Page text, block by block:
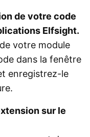
de votre code
Elfsight.
votre module
dans la fenêtre
enregistrez-le
sur le